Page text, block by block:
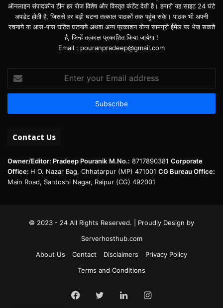
ऑनलाइन संपादकीय टीम हर रोज विशेष और विस्तृत कंटेंट देती है। हमारी यह साइट 24 घंटे
अपडेट होती है, जिससे हर बड़ी घटना तत्काल पाठकों तक पहुंच सके। पाठक भी अपनी
रचनाये या आस-पास घटित घटनाये अथवा अन्य प्रकाशन योग्य सामग्री ईमेल पर भेज सकते
है, जिन्हें तत्काल प्रकाशित किया जायेगा !
Email : pouranpradeep@gmail.com
your
Email
Contact Us
Owner/Editor: Pradeep Pouranik M.No.: 8717890381 Corporate
Office: H O. Nazar Bag, Chhatarpur (MP) 471001 CG Bureau Office:
Main Road, Santoshi Nagar, Raipur (CG) 492001
© 2023 - 24 All Rights Reserved. | Proudly Design by
Serverhosthub.com
About Us
Contact Disclaimers
Privacy Policy
Terms and Conditions
Facebook
TwitterLinkedInInstagram